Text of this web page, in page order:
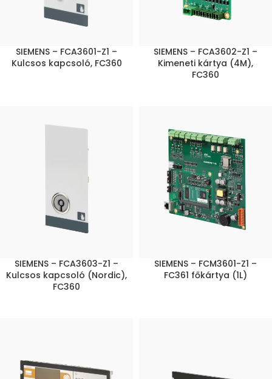
SIEMENS – FCA3601-Z1 –
Kulcsos kapcsoló, FC360
SIEMENS – FCA3602-Z1 –
Kimeneti kártya (4M),
FC360
SIEMENS – FCA3603-Z1 –
Kulcsos kapcsoló (Nordic),
FC360
SIEMENS – FCM3601-Z1 –
FC361 főkártya (1L)